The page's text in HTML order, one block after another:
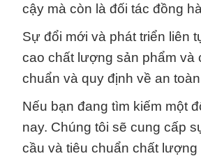
cậy mà còn là đối tác đồng
Sự đổi mới và phát triển liên
cao chất lượng sản phẩm và
chuẩn và quy định về an
Nếu bạn đang tìm kiếm một
nay. Chúng tôi sẽ cung cấp
cầu và tiêu chuẩn chất lượng